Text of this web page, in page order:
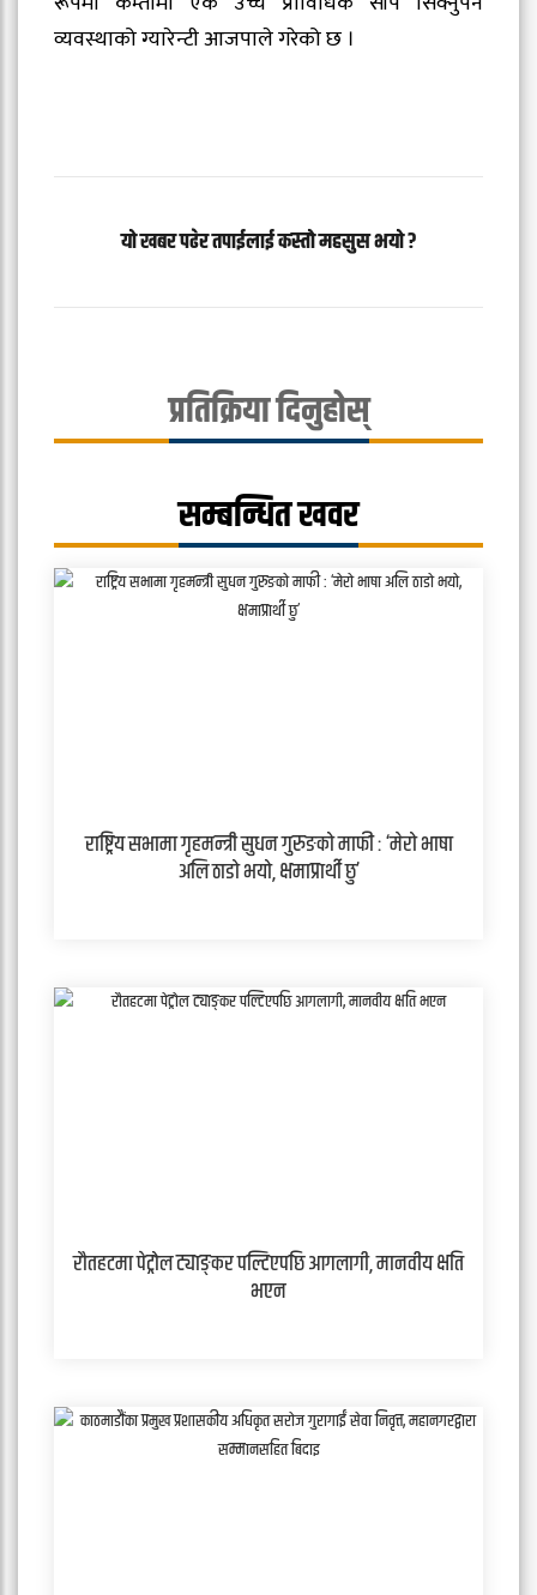
व्यवस्थाको ग्यारेन्टी आजपाले गरेको छ ।
यो खबर पढेर तपाईलाई कस्तो महसुस भयो ?
प्रतिक्रिया दिनुहोस्
सम्बन्धित खवर
राष्ट्रिय सभामा गृहमन्त्री सुधन गुरुङको माफी : ‘मेरो भाषा
अलि ठाडो भयो, क्षमाप्रार्थी छु’
रौतहटमा पेट्रोल ट्याङ्कर पल्टिएपछि आगलागी, मानवीय क्षति
भएन